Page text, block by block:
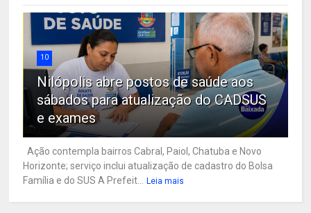
10
Nilópolis abre postos de saúde aos
sábados para atualização do CADSUS
e exames
Ação contempla bairros Cabral, Paiol, Chatuba e Novo
Horizonte; serviço inclui atualização de cadastro do Bolsa
Família e do SUS A Prefeit...
Leia mais